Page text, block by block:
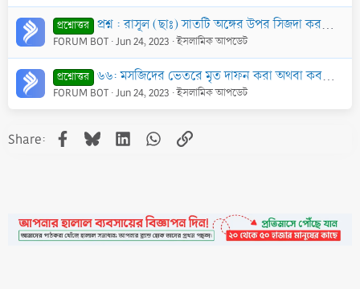
প্রশ্নোত্তর প্রশ্ন : রাসূল (ছাঃ) সাতটি অঙ্গের উপর সিজদা করতে বলেছেন। এক্ষণে কেউ যদি ছয়টি অঙ্গের উপর সিজদা করে তাহ’লে তার ছালাতে কোন ক্ষতি হবে কি?
FORUM BOT Jun 24, 2023 ইসলামিক আপডেট
প্রশ্নোত্তর ৬৬: মসজিদের ভেতরে মৃত দাফন করা অথবা কবরের উপরে মসজিদ নির্মাণ করা কি জায়েয?
FORUM BOT Jun 24, 2023 ইসলামিক আপডেট
Share: Facebook
BlueskyLinkedInWhatsApp
Link